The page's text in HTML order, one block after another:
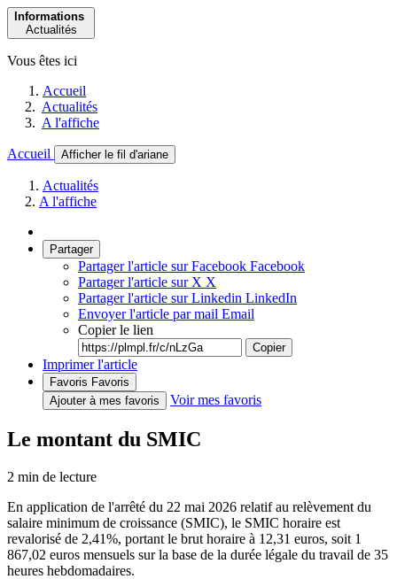
Informations
Actualités
Vous êtes ici
Accueil
Actualités
A l'affiche
Accueil Afficher le fil d'ariane
Actualités
A l'affiche
Partager
Partager l'article sur Facebook Facebook
Partager l'article sur X X
Partager l'article sur Linkedin LinkedIn
Envoyer l'article par mail Email
Copier le lien
Copier
Imprimer l'article
Favoris Favoris
Ajouter à mes favoris
Voir mes favoris
Le montant du SMIC
2 min de lecture
En application de l'arrêté du 22 mai 2026 relatif au relèvement du
salaire minimum de croissance (SMIC), le SMIC horaire est
revalorisé de 2,41%, portant le brut horaire à 12,31 euros, soit 1
867,02 euros mensuels sur la base de la durée légale du travail de 35
heures hebdomadaires.